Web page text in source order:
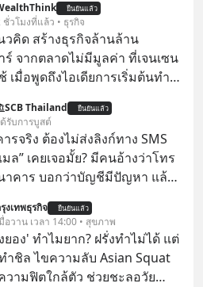
ยืนยันแล้ว
ชั่วโมงที่แล้ว • ธุรกิจ
วคิด สร้างธุรกิจล้านล้าน
ร์ จากตลาดไม่มีมูลค่า ที่เจนเซน
เมื่อพูดถึงไอเดียการเริ่มต้นทำ
จที่อยู่ในตลาดใหญ่ ๆ ที่ต้องมี
ร้อมขายได้ทันที
SCB Thailand ยืนยันแล้ว
รับการบูสต์
รจริง ต้องไม่ส่งลิงก์ทาง SMS
ล” เคยเจอมั้ย? มีคนอ้างว่าโทร
าคาร บอกว่าบัญชีมีปัญหา แล้ว
ฟัง “ป้าเก๋าเล่ากลโกง” เพื่อรู้ทัน
กลวงในคราบความน่าเชื่อถือ
#อยู่อย่าง
งเทพธุรกิจ ยืนยันแล้ว
อวาน เวลา 14:00 • สุขภาพ
อง' ทำไมยาก? ฝรั่งทำไม่ได้ แต่
ทำชิล ไขความลับ Asian Squat
วามฟิตใกล้ตัว ช่วยชะลอวัย